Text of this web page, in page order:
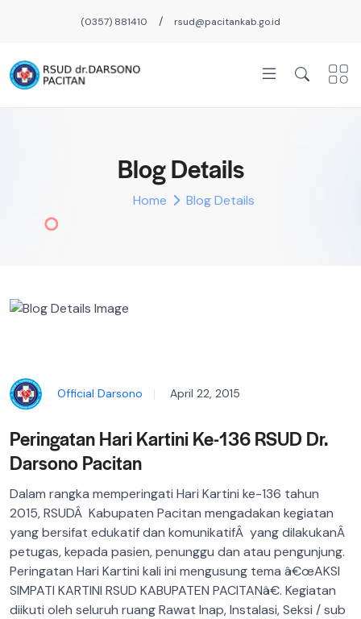
(0357) 881410 / rsud@pacitankab.go.id
Blog Details
Home Blog Details
Official Darsono April 22, 2015
Peringatan Hari Kartini Ke-136 RSUD Dr.
Darsono Pacitan
Dalam rangka memperingati Hari Kartini ke-136 tahun
2015, RSUDÂ Kabupaten Pacitan mengadakan kegiatan
yang bersifat edukatif dan komunikatifÂ yang dilakukanÂ
petugas, kepada pasien, penunggu dan atau pengunjung.
Peringatan Hari Kartini kali ini mengusung tema â€œAKSI
SIMPATI KARTINI RSUD KABUPATEN PACITANâ€. Kegiatan
diikuti oleh seluruh ruang Rawat Inap, Instalasi, Seksi / sub